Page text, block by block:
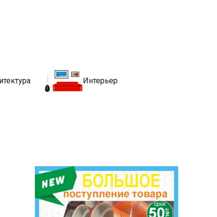
Интерьер